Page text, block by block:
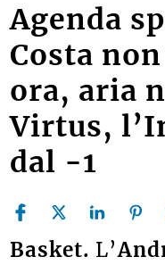
Agenda
Costa
ora, aria
Virtus,
dal -1
Basket. L’